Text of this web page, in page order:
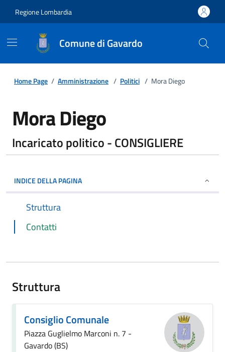
Regione Lombardia
Comune di Gavardo
Home Page / Amministrazione / Politici / Mora Diego
Mora Diego
Incaricato politico - CONSIGLIERE
INDICE DELLA PAGINA
Struttura
Contatti
Struttura
Consiglio Comunale
Piazza Guglielmo Marconi n. 7 -
Gavardo (BS)